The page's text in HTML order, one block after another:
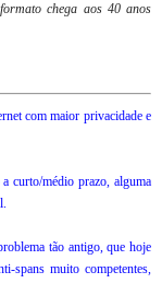
chega aos 40 anos
com maior privacidade e
curto/médio prazo, alguma
tão antigo, que hoje
spans muito competentes,